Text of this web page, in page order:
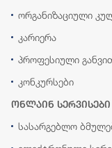
ორგანიზაციული
კარიერა
პროფესიული
კონკურსები
ონლაინ სერვისები
სასარგებლო